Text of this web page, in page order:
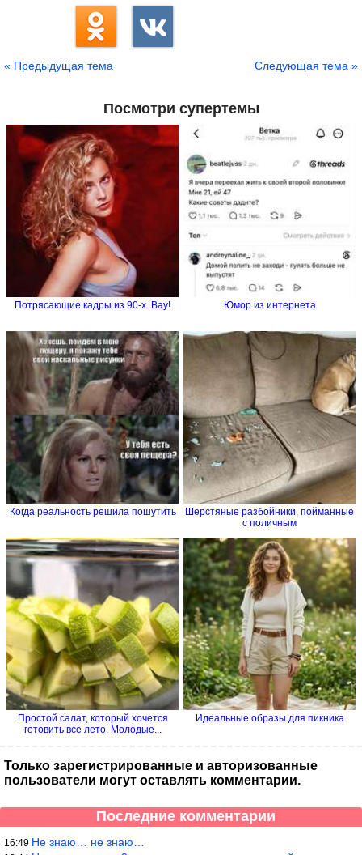
« Предыдущая тема Следующая тема »
Посмотри супертемы
Потрясающие кадры из 90-х. Вау! Юмор из интернета
Когда реальность решила пошутить
Шерстяные разбойники, пойманные
с поличным
Простой салат, который хочется
готовить все лето. Молодые...
Идеальные образы для пикника
Только зарегистрированные и авторизованные
пользователи могут оставлять комментарии.
Последние комментарии
16:49 Не знаю… не знаю…